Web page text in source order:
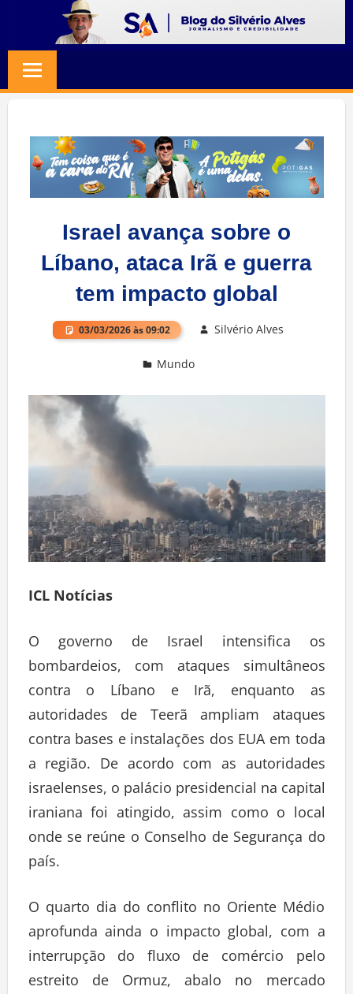
content
SILVERIO
ALVES
Jornalismo
Credibilidade
Israel avança sobre o
Líbano, ataca Irã e guerra
tem impacto global
03/03/2026 às 09:02 Silvério Alves
Mundo
ICL Notícias
O governo de Israel intensifica os
bombardeios, com ataques simultâneos
contra o Líbano e Irã, enquanto as
autoridades de Teerã ampliam ataques
contra bases e instalações dos EUA em toda
a região. De acordo com as autoridades
israelenses, o palácio presidencial na capital
iraniana foi atingido, assim como o local
onde se reúne o Conselho de Segurança do
país.
O quarto dia do conflito no Oriente Médio
aprofunda ainda o impacto global, com a
interrupção do fluxo de comércio pelo
estreito de Ormuz, abalo no mercado